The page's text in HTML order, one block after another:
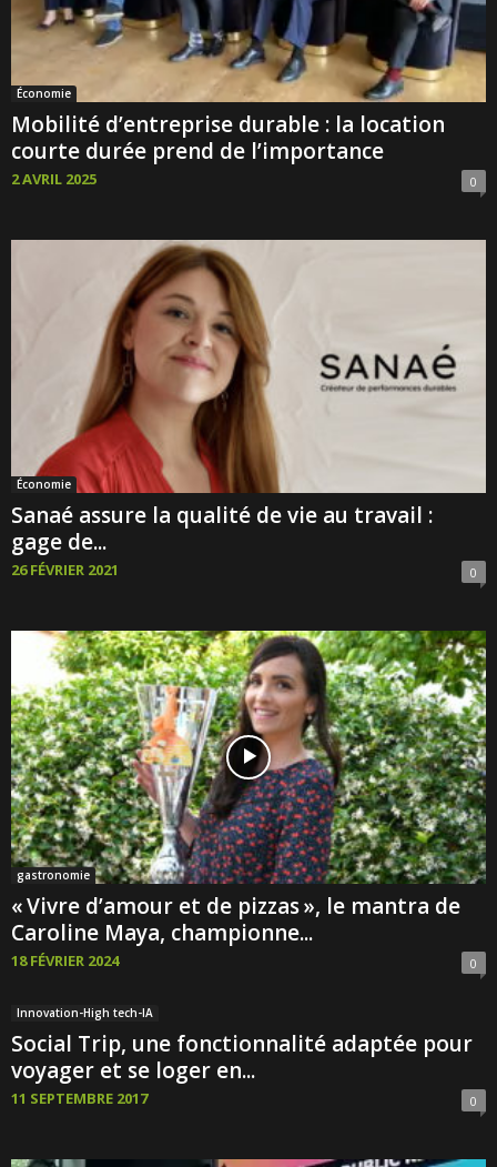
Économie
Mobilité d’entreprise durable : la location
courte durée prend de l’importance
2 AVRIL 2025 0
Économie
Sanaé assure la qualité de vie au travail :
gage de...
26 FÉVRIER 2021 0
gastronomie
« Vivre d’amour et de pizzas », le mantra de
Caroline Maya, championne...
18 FÉVRIER 2024 0
Innovation-High tech-IA
Social Trip, une fonctionnalité adaptée pour
voyager et se loger en...
11 SEPTEMBRE 2017 0